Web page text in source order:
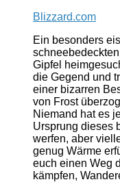
Blizzard.com
Ein besonders
Gipfel
die Gegend und
einer bizarren
von Frost
Niemand hat es
Ursprung dieses
werfen, aber
genug Wärme
euch einen Weg
kämpfen,